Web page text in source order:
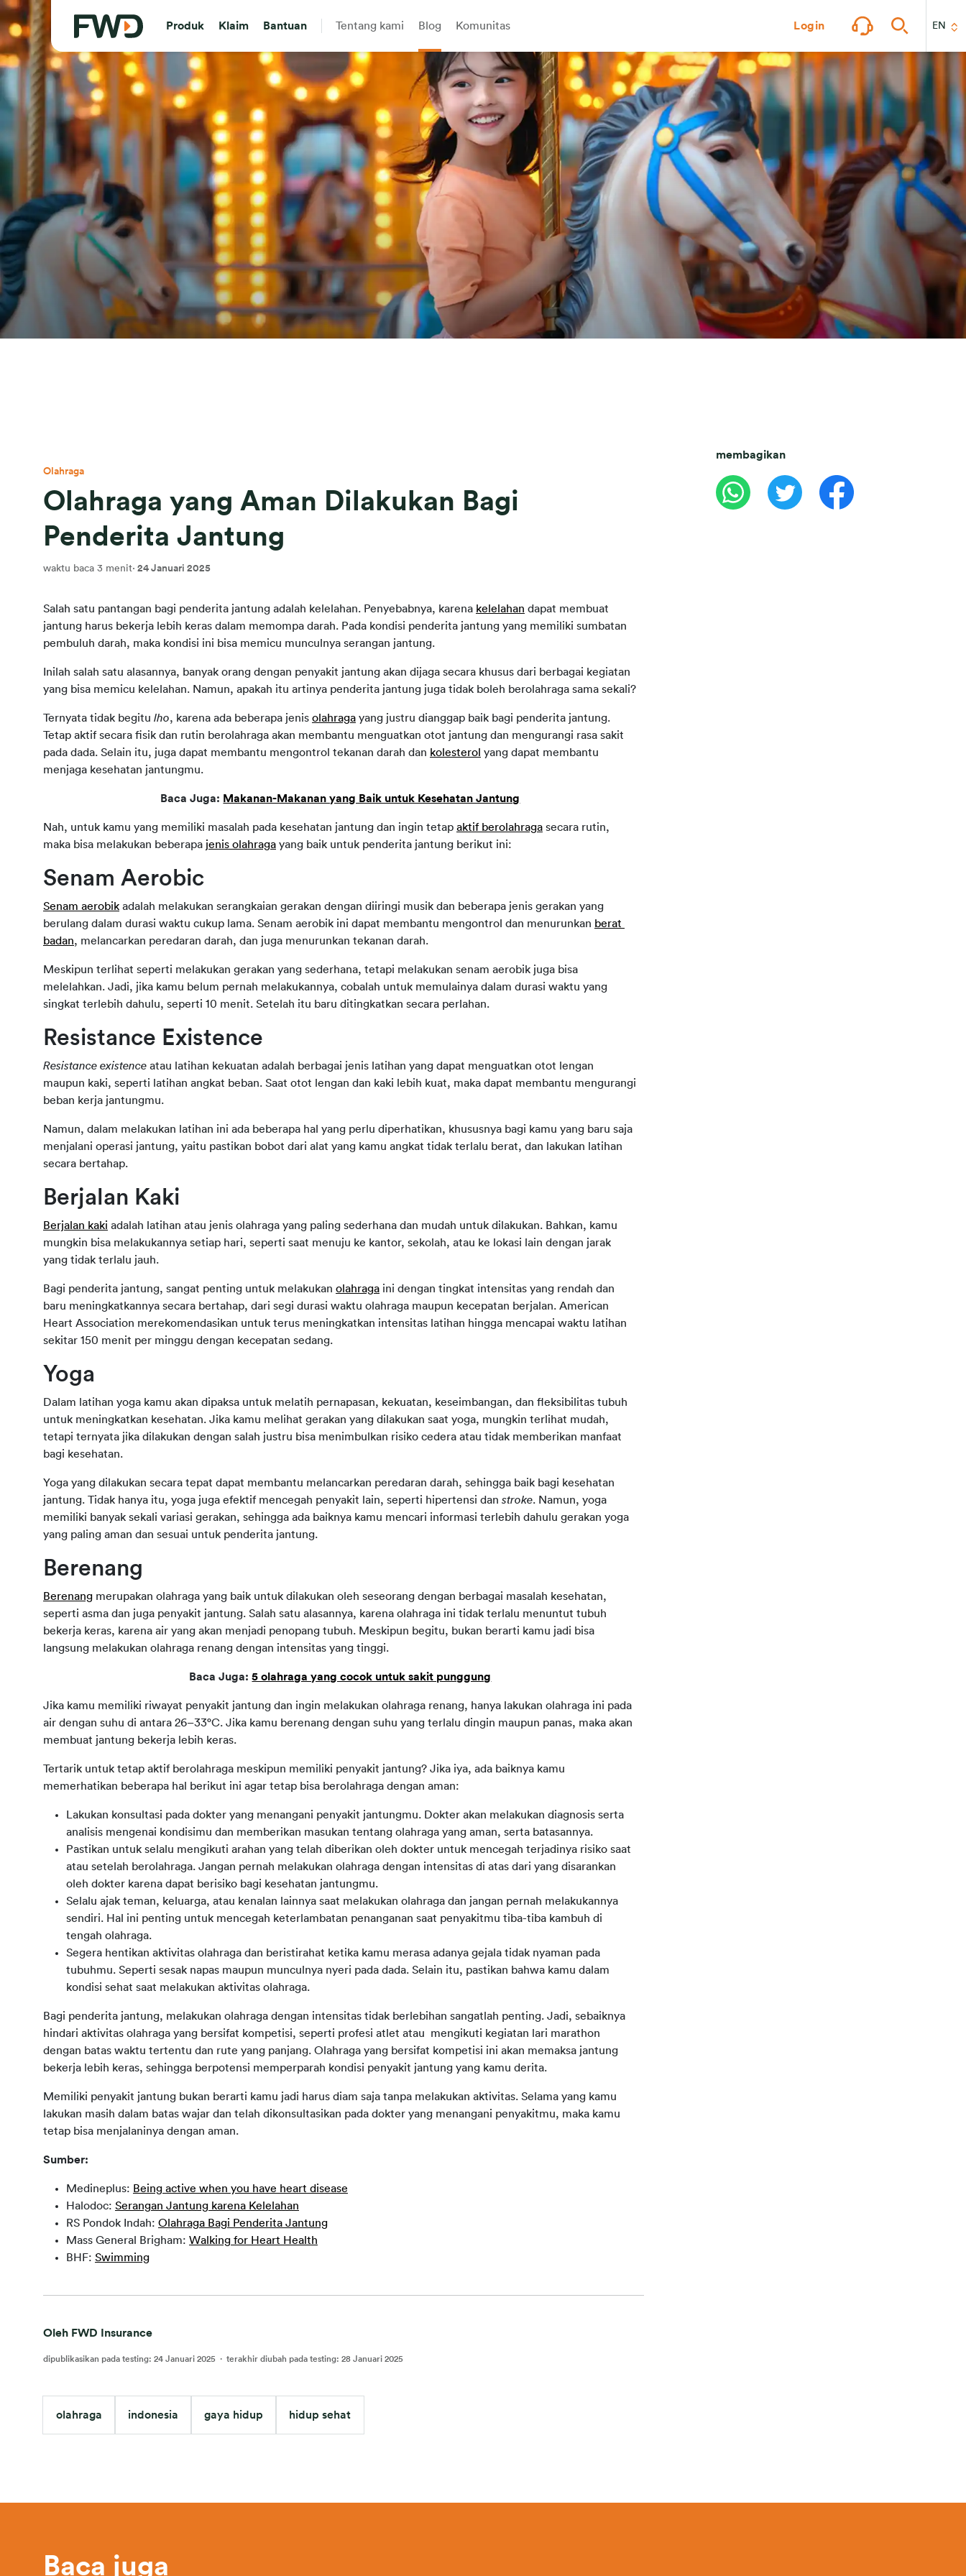
Produk Klaim Bantuan Tentang kami Blog Komunitas Login EN
Olahraga
Olahraga yang Aman Dilakukan Bagi
Penderita Jantung
waktu baca 3 menit· 24 Januari 2025
Salah satu pantangan bagi penderita jantung adalah kelelahan. Penyebabnya, karena kelelahan dapat membuat
jantung harus bekerja lebih keras dalam memompa darah. Pada kondisi penderita jantung yang memiliki sumbatan
pembuluh darah, maka kondisi ini bisa memicu munculnya serangan jantung.
Inilah salah satu alasannya, banyak orang dengan penyakit jantung akan dijaga secara khusus dari berbagai kegiatan
yang bisa memicu kelelahan. Namun, apakah itu artinya penderita jantung juga tidak boleh berolahraga sama sekali?
Ternyata tidak begitu lho, karena ada beberapa jenis olahraga yang justru dianggap baik bagi penderita jantung.
Tetap aktif secara fisik dan rutin berolahraga akan membantu menguatkan otot jantung dan mengurangi rasa sakit
pada dada. Selain itu, juga dapat membantu mengontrol tekanan darah dan kolesterol yang dapat membantu
menjaga kesehatan jantungmu.
Baca Juga: Makanan-Makanan yang Baik untuk Kesehatan Jantung
Nah, untuk kamu yang memiliki masalah pada kesehatan jantung dan ingin tetap aktif berolahraga secara rutin,
maka bisa melakukan beberapa jenis olahraga yang baik untuk penderita jantung berikut ini:
Senam Aerobic
Senam aerobik adalah melakukan serangkaian gerakan dengan diiringi musik dan beberapa jenis gerakan yang
berulang dalam durasi waktu cukup lama. Senam aerobik ini dapat membantu mengontrol dan menurunkan berat
badan, melancarkan peredaran darah, dan juga menurunkan tekanan darah.
Meskipun terlihat seperti melakukan gerakan yang sederhana, tetapi melakukan senam aerobik juga bisa
melelahkan. Jadi, jika kamu belum pernah melakukannya, cobalah untuk memulainya dalam durasi waktu yang
singkat terlebih dahulu, seperti 10 menit. Setelah itu baru ditingkatkan secara perlahan.
Resistance Existence
Resistance existence atau latihan kekuatan adalah berbagai jenis latihan yang dapat menguatkan otot lengan
maupun kaki, seperti latihan angkat beban. Saat otot lengan dan kaki lebih kuat, maka dapat membantu mengurangi
beban kerja jantungmu.
Namun, dalam melakukan latihan ini ada beberapa hal yang perlu diperhatikan, khususnya bagi kamu yang baru saja
menjalani operasi jantung, yaitu pastikan bobot dari alat yang kamu angkat tidak terlalu berat, dan lakukan latihan
secara bertahap.
Berjalan Kaki
Berjalan kaki adalah latihan atau jenis olahraga yang paling sederhana dan mudah untuk dilakukan. Bahkan, kamu
mungkin bisa melakukannya setiap hari, seperti saat menuju ke kantor, sekolah, atau ke lokasi lain dengan jarak
yang tidak terlalu jauh.
Bagi penderita jantung, sangat penting untuk melakukan olahraga ini dengan tingkat intensitas yang rendah dan
baru meningkatkannya secara bertahap, dari segi durasi waktu olahraga maupun kecepatan berjalan. American
Heart Association merekomendasikan untuk terus meningkatkan intensitas latihan hingga mencapai waktu latihan
sekitar 150 menit per minggu dengan kecepatan sedang.
Yoga
Dalam latihan yoga kamu akan dipaksa untuk melatih pernapasan, kekuatan, keseimbangan, dan fleksibilitas tubuh
untuk meningkatkan kesehatan. Jika kamu melihat gerakan yang dilakukan saat yoga, mungkin terlihat mudah,
tetapi ternyata jika dilakukan dengan salah justru bisa menimbulkan risiko cedera atau tidak memberikan manfaat
bagi kesehatan.
Yoga yang dilakukan secara tepat dapat membantu melancarkan peredaran darah, sehingga baik bagi kesehatan
jantung. Tidak hanya itu, yoga juga efektif mencegah penyakit lain, seperti hipertensi dan stroke. Namun, yoga
memiliki banyak sekali variasi gerakan, sehingga ada baiknya kamu mencari informasi terlebih dahulu gerakan yoga
yang paling aman dan sesuai untuk penderita jantung.
Berenang
Berenang merupakan olahraga yang baik untuk dilakukan oleh seseorang dengan berbagai masalah kesehatan,
seperti asma dan juga penyakit jantung. Salah satu alasannya, karena olahraga ini tidak terlalu menuntut tubuh
bekerja keras, karena air yang akan menjadi penopang tubuh. Meskipun begitu, bukan berarti kamu jadi bisa
langsung melakukan olahraga renang dengan intensitas yang tinggi.
Baca Juga: 5 olahraga yang cocok untuk sakit punggung
Jika kamu memiliki riwayat penyakit jantung dan ingin melakukan olahraga renang, hanya lakukan olahraga ini pada
air dengan suhu di antara 26–33°C. Jika kamu berenang dengan suhu yang terlalu dingin maupun panas, maka akan
membuat jantung bekerja lebih keras.
Tertarik untuk tetap aktif berolahraga meskipun memiliki penyakit jantung? Jika iya, ada baiknya kamu
memerhatikan beberapa hal berikut ini agar tetap bisa berolahraga dengan aman:
Lakukan konsultasi pada dokter yang menangani penyakit jantungmu. Dokter akan melakukan diagnosis serta
analisis mengenai kondisimu dan memberikan masukan tentang olahraga yang aman, serta batasannya.
Pastikan untuk selalu mengikuti arahan yang telah diberikan oleh dokter untuk mencegah terjadinya risiko saat
atau setelah berolahraga. Jangan pernah melakukan olahraga dengan intensitas di atas dari yang disarankan
oleh dokter karena dapat berisiko bagi kesehatan jantungmu.
Selalu ajak teman, keluarga, atau kenalan lainnya saat melakukan olahraga dan jangan pernah melakukannya
sendiri. Hal ini penting untuk mencegah keterlambatan penanganan saat penyakitmu tiba-tiba kambuh di
tengah olahraga.
Segera hentikan aktivitas olahraga dan beristirahat ketika kamu merasa adanya gejala tidak nyaman pada
tubuhmu. Seperti sesak napas maupun munculnya nyeri pada dada. Selain itu, pastikan bahwa kamu dalam
kondisi sehat saat melakukan aktivitas olahraga.
Bagi penderita jantung, melakukan olahraga dengan intensitas tidak berlebihan sangatlah penting. Jadi, sebaiknya
hindari aktivitas olahraga yang bersifat kompetisi, seperti profesi atlet atau  mengikuti kegiatan lari marathon
dengan batas waktu tertentu dan rute yang panjang. Olahraga yang bersifat kompetisi ini akan memaksa jantung
bekerja lebih keras, sehingga berpotensi memperparah kondisi penyakit jantung yang kamu derita.
Memiliki penyakit jantung bukan berarti kamu jadi harus diam saja tanpa melakukan aktivitas. Selama yang kamu
lakukan masih dalam batas wajar dan telah dikonsultasikan pada dokter yang menangani penyakitmu, maka kamu
tetap bisa menjalaninya dengan aman.
Sumber:
Medineplus: Being active when you have heart disease
Halodoc: Serangan Jantung karena Kelelahan
RS Pondok Indah: Olahraga Bagi Penderita Jantung
Mass General Brigham: Walking for Heart Health
BHF: Swimming
Oleh FWD Insurance
dipublikasikan pada testing: 24 Januari 2025 · terakhir diubah pada testing: 28 Januari 2025
olahraga indonesia gaya hidup hidup sehat
membagikan
Baca juga